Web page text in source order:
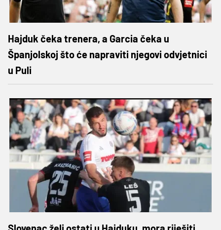
Hajduk čeka trenera, a Garcia čeka u
Španjolskoj što će napraviti njegovi odvjetnici
u Puli